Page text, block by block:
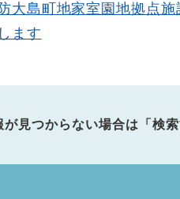
大島町地家室園地拠点
ます
が見つからない場合は「検